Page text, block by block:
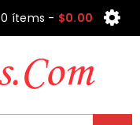
0 ítems - $0.00